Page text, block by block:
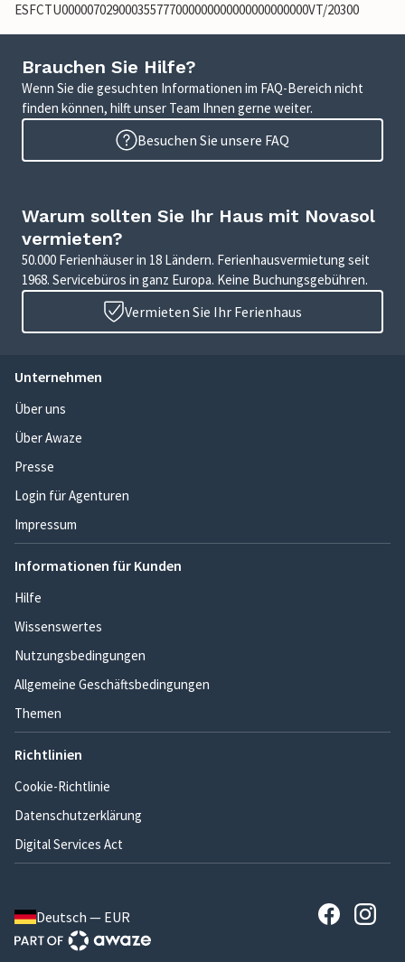
ESFCTU000007029000355777000000000000000000000VT/20300
Brauchen Sie Hilfe?
Wenn Sie die gesuchten Informationen im FAQ-Bereich nicht
finden können, hilft unser Team Ihnen gerne weiter.
Besuchen Sie unsere FAQ
Warum sollten Sie Ihr Haus mit Novasol
vermieten?
50.000 Ferienhäuser in 18 Ländern. Ferienhausvermietung seit
1968. Servicebüros in ganz Europa. Keine Buchungsgebühren.
Vermieten Sie Ihr Ferienhaus
Unternehmen
Über uns
Über Awaze
Presse
Login für Agenturen
Impressum
Informationen für Kunden
Hilfe
Wissenswertes
Nutzungsbedingungen
Allgemeine Geschäftsbedingungen
Themen
Richtlinien
Cookie-Richtlinie
Datenschutzerklärung
Digital Services Act
Deutsch — EUR